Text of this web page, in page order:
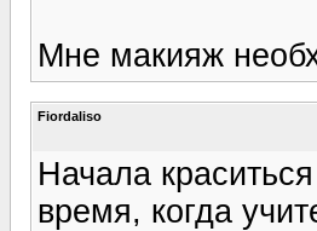
Мне макияж
Fiordaliso
Начала
время, когда